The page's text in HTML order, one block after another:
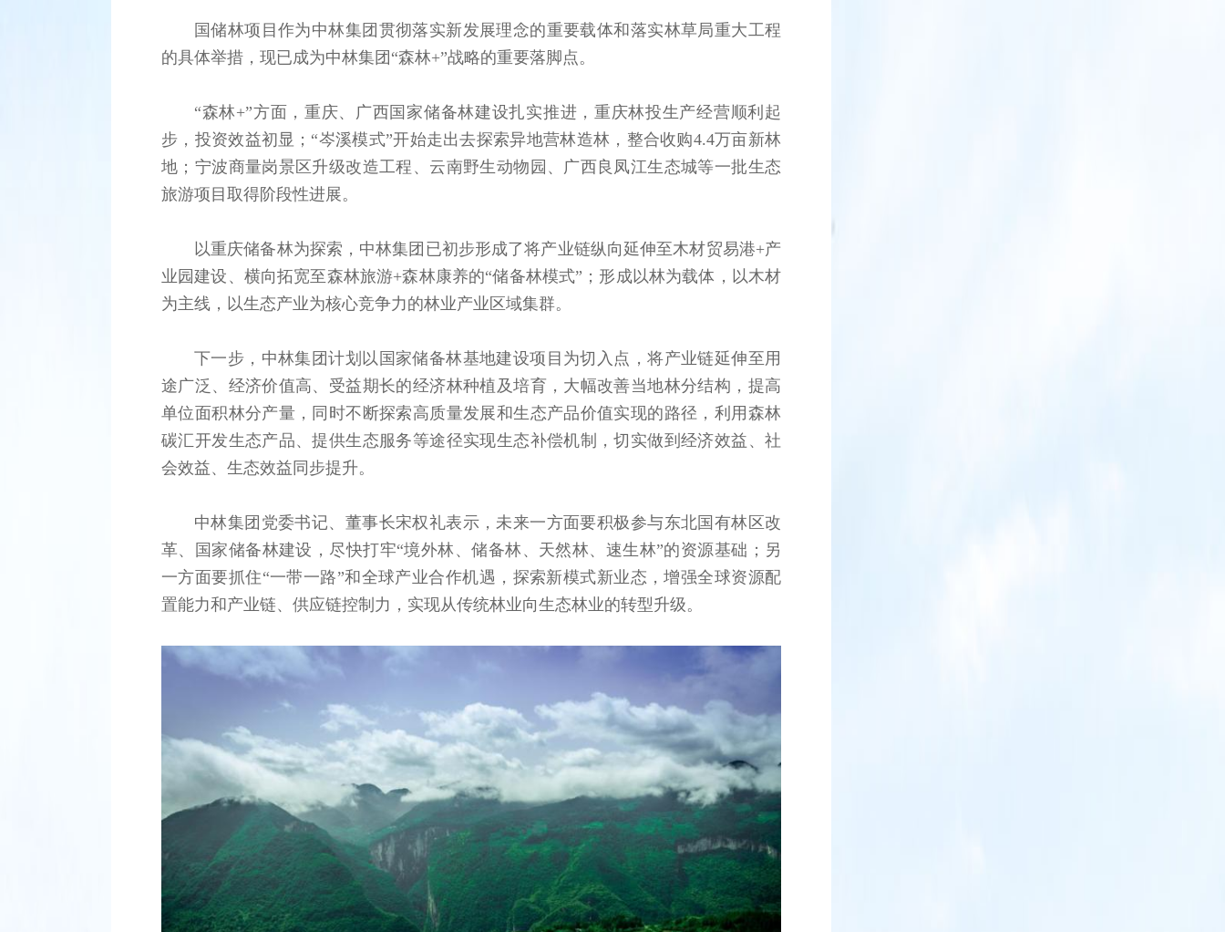
国储林项目作为中林集团贯彻落实新发展理念的重要载体和落实林草局重大工程
的具体举措，现已成为中林集团“森林+”战略的重要落脚点。
“森林+”方面，重庆、广西国家储备林建设扎实推进，重庆林投生产经营顺利起
步，投资效益初显；“岑溪模式”开始走出去探索异地营林造林，整合收购4.4万亩新林
地；宁波商量岗景区升级改造工程、云南野生动物园、广西良凤江生态城等一批生态
旅游项目取得阶段性进展。
以重庆储备林为探索，中林集团已初步形成了将产业链纵向延伸至木材贸易港+产
业园建设、横向拓宽至森林旅游+森林康养的“储备林模式”；形成以林为载体，以木材
为主线，以生态产业为核心竞争力的林业产业区域集群。
下一步，中林集团计划以国家储备林基地建设项目为切入点，将产业链延伸至用
途广泛、经济价值高、受益期长的经济林种植及培育，大幅改善当地林分结构，提高
单位面积林分产量，同时不断探索高质量发展和生态产品价值实现的路径，利用森林
碳汇开发生态产品、提供生态服务等途径实现生态补偿机制，切实做到经济效益、社
会效益、生态效益同步提升。
中林集团党委书记、董事长宋权礼表示，未来一方面要积极参与东北国有林区改
革、国家储备林建设，尽快打牢“境外林、储备林、天然林、速生林”的资源基础；另
一方面要抓住“一带一路”和全球产业合作机遇，探索新模式新业态，增强全球资源配
置能力和产业链、供应链控制力，实现从传统林业向生态林业的转型升级。